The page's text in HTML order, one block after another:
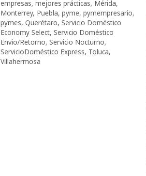
empresas, mejores prácticas, Mérida,
Monterrey, Puebla, pyme, pymempresario,
pymes, Querétaro, Servicio Doméstico
Economy Select, Servicio Doméstico
Envio/Retorno, Servicio Nocturno,
ServicioDoméstico Express, Toluca,
Villahermosa